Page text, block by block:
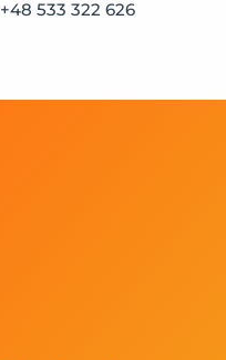
+48 533 322 626